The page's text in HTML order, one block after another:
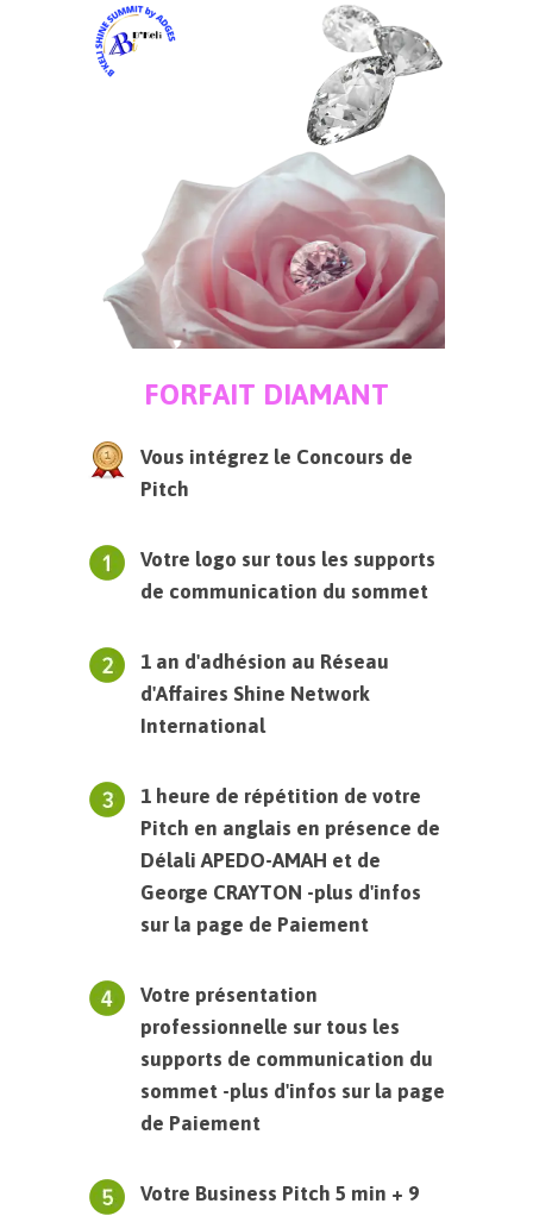
FORFAIT DIAMANT
Vous intégrez le Concours de
Pitch
Votre logo sur tous les supports
de communication du sommet
1 an d'adhésion au Réseau
d'Affaires Shine Network
International
1 heure de répétition de votre
Pitch en anglais en présence de
Délali APEDO-AMAH et de
George CRAYTON -plus d'infos
sur la page de Paiement
Votre présentation
professionnelle sur tous les
supports de communication du
sommet -plus d'infos sur la page
de Paiement
Votre Business Pitch 5 min + 9